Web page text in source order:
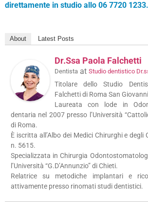
direttamente in studio allo 06 7720 1233.
About Latest Posts
Dr.ssa Paola Falchetti
Dentista at Studio dentistico
Titolare dello Studio
Falchetti di Roma San
Laureata con lode in
dentaria nel 2007 presso l’Università
di Roma.
È iscritta all’Albo dei Medici Chirurghi e
n. 5615.
Specializzata in Chirurgia
l’Università “G.D’Annunzio” di Chieti.
Relatrice su metodiche implantari e
attivamente presso rinomati studi dentistici.